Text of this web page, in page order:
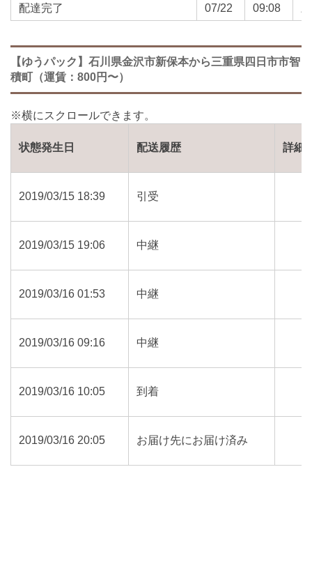
配達完了 07/22 09:08
【ゆうパック】石川県金沢市新保本から三重県四日市市智
積町（運賃：800円〜）
状態発生日 配送履歴 詳細
2019/03/15 18:39 引受
2019/03/15 19:06 中継
2019/03/16 01:53 中継
2019/03/16 09:16 中継
2019/03/16 10:05 到着
2019/03/16 20:05 お届け先にお届け済み